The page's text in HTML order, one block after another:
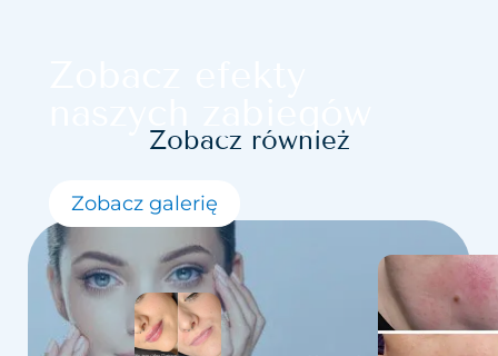
Zobacz galerię
Zobacz również